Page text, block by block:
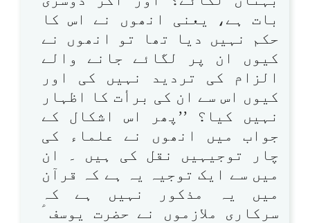
بات ہے، یعنی انھوں نے اس کا
حکم نہیں دیا تھا تو انھوں نے
کیوں ان پر لگائے جانے والے
الزام کی تردید نہیں کی اور
کیوں اس سے ان کی برأت کا اظہار
نہیں کیا؟ ’’پھر اس اشکال کے
جواب میں انھوں نے علماء کی
چار توجیہیں نقل کی ہیں ۔ ان
میں سے ایک توجیہ یہ ہے کہ قرآن
میں یہ مذکور نہیں ہے کہ
سرکاری ملازموں نے حضرت یوسف ؑ